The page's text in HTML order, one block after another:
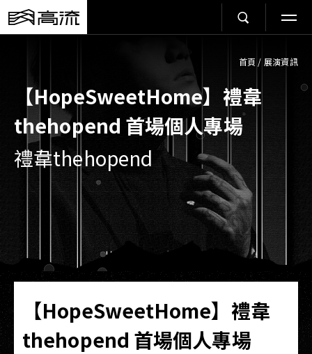
首頁 / 展演資訊
【HopeSweetHome】禮韋
thehopend 首場個人專場
禮韋thehopend
【HopeSweetHome】禮韋
thehopend 首場個人專場